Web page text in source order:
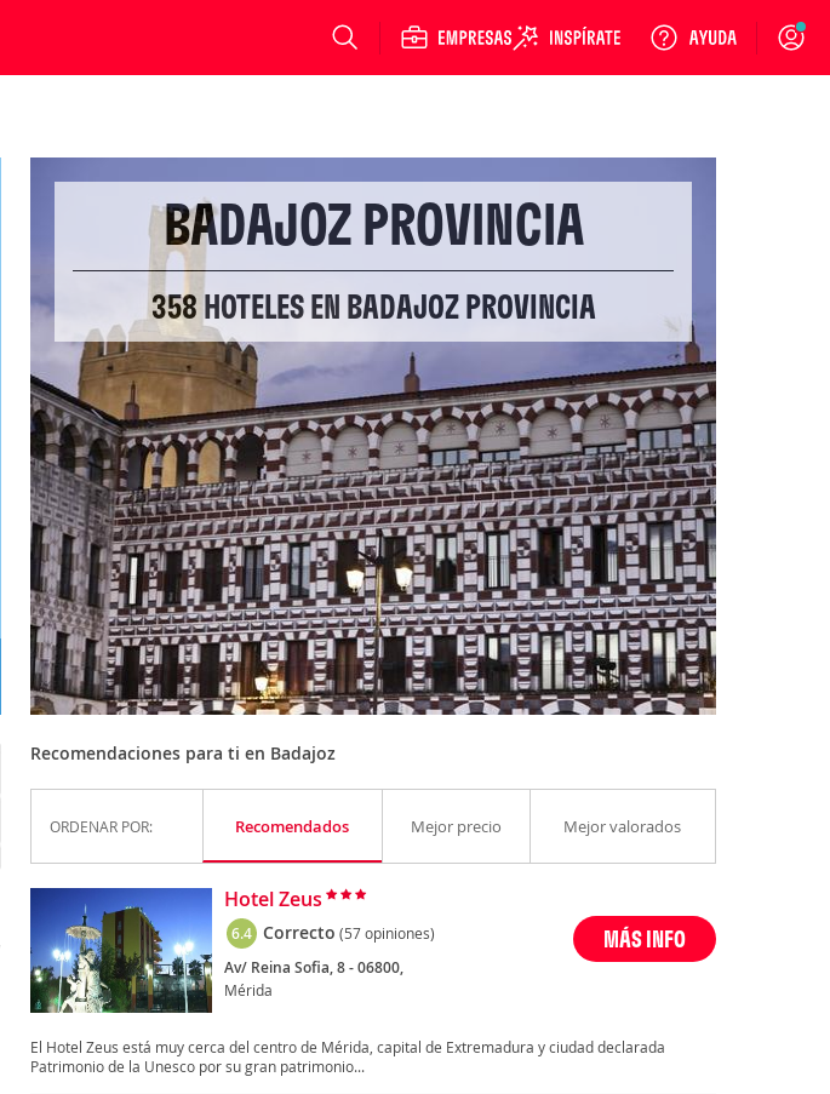
Login
BADAJOZ PROVINCIA
358 HOTELES EN BADAJOZ PROVINCIA
Recomendaciones para ti en Badajoz
ORDENAR POR: Recomendados Mejor precio Mejor valorados
Hotel Zeus
6.4 Correcto (57 opiniones)
Av/ Reina Sofia, 8 - 06800,
Mérida
MÁS INFO
El Hotel Zeus está muy cerca del centro de Mérida, capital de Extremadura y ciudad declarada
Patrimonio de la Unesco por su gran patrimonio...